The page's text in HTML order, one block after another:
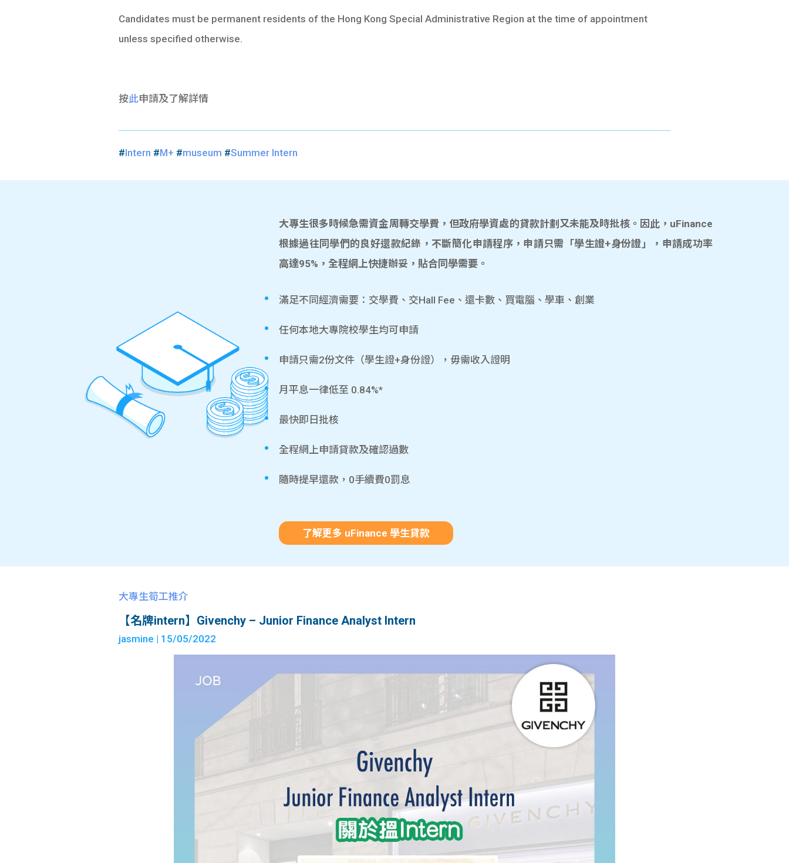
Candidates must be permanent residents of the Hong Kong Special Administrative Region at the time of appointment
unless specified otherwise.
按此申請及了解詳情
#Intern #M+ #museum #Summer Intern
大專生很多時候急需資金周轉交學費，但政府學資處的貸款計劃又未能及時批核。因此，uFinance
根據過往同學們的良好還款紀錄，不斷簡化申請程序，申請只需「學生證+身份證」，申請成功率
高達95%，全程網上快捷辦妥，貼合同學需要。
滿足不同經濟需要：交學費、交Hall Fee、還卡數、買電腦、學車、創業
任何本地大專院校學生均可申請
申請只需2份文件（學生證+身份證），毋需收入證明
月平息一律低至 0.84%*
最快即日批核
全程網上申請貸款及確認過數
隨時提早還款，0手續費0罰息
了解更多 uFinance 學生貸款
大專生筍工推介
【名牌intern】Givenchy – Junior Finance Analyst Intern
jasmine | 15/05/2022